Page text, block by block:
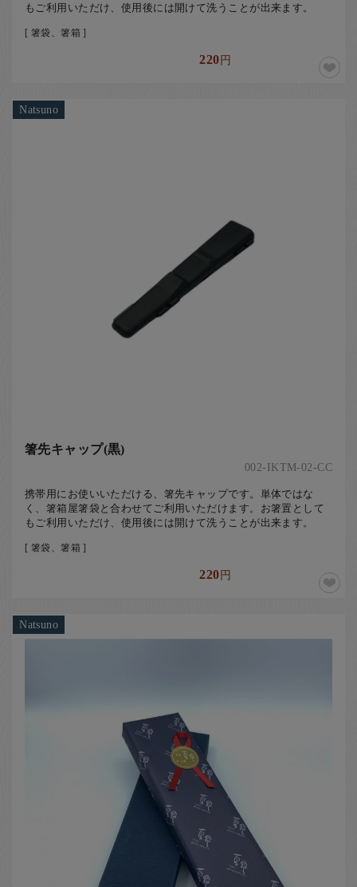
もご利用いただけ、使用後には開けて洗うことが出来ます。
[ 箸袋、箸箱 ]
220円
Natsuno
箸先キャップ(黒)
002-IKTM-02-CC
携帯用にお使いいただける、箸先キャップです。単体ではな
く、箸箱屋箸袋と合わせてご利用いただけます。お箸置として
もご利用いただけ、使用後には開けて洗うことが出来ます。
[ 箸袋、箸箱 ]
220円
Natsuno